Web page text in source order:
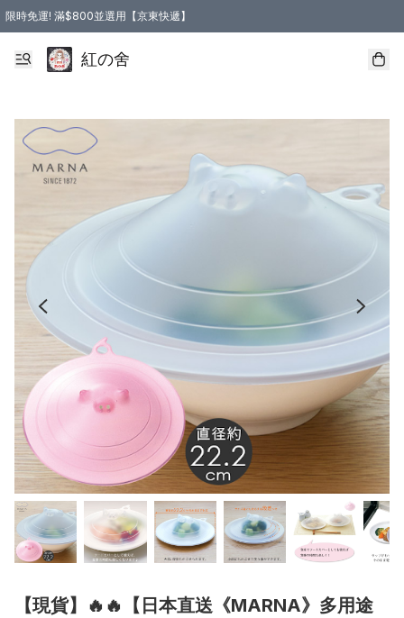
限時免運! 滿$800並選用【京東快遞】
紅の舍
【現貨】🔥🔥【日本直送《MARNA》多用途